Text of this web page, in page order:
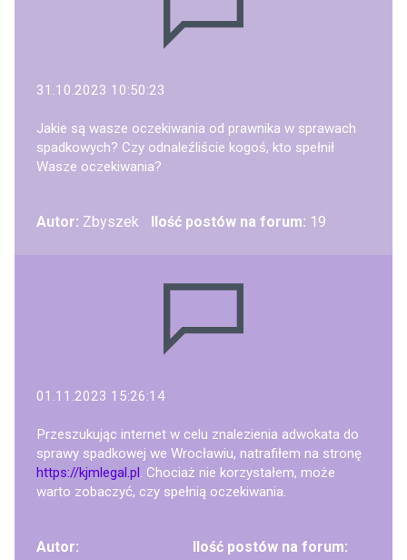
31.10.2023 10:50:23
Jakie są wasze oczekiwania od prawnika w sprawach
spadkowych? Czy odnaleźliście kogoś, kto spełnił
Wasze oczekiwania?
Autor: Zbyszek Ilość postów na forum: 19
01.11.2023 15:26:14
Przeszukując internet w celu znalezienia adwokata do
sprawy spadkowej we Wrocławiu, natrafiłem na stronę
https://kjmlegal.pl . Chociaż nie korzystałem, może
warto zobaczyć, czy spełnią oczekiwania.
Autor:
Ilość postów na forum: